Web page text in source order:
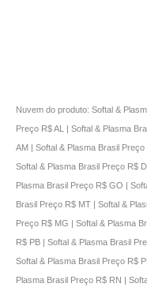
Nuvem do produto: Softal &
Preço R$ AL | Softal & Plasma
AM | Softal & Plasma Brasil Preço
Softal & Plasma Brasil Preço R$
Plasma Brasil Preço R$ GO |
Brasil Preço R$ MT | Softal &
Preço R$ MG | Softal & Plasma
R$ PB | Softal & Plasma Brasil
Softal & Plasma Brasil Preço R$
Plasma Brasil Preço R$ RN |